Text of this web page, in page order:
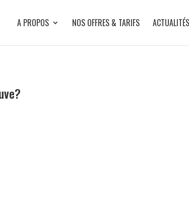
A PROPOS NOS OFFRES & TARIFS ACTUALITÉS